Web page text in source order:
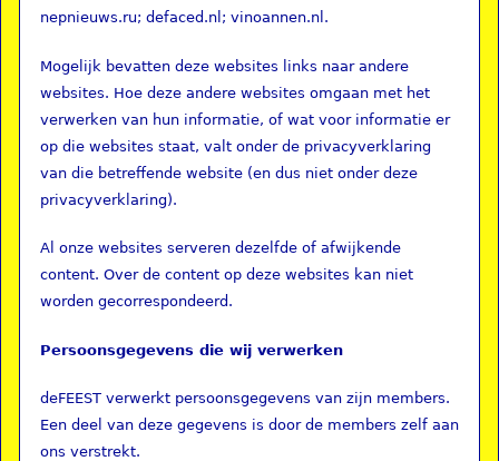
nepnieuws.ru; defaced.nl; vinoannen.nl.
Mogelijk bevatten deze websites links naar andere
websites. Hoe deze andere websites omgaan met het
verwerken van hun informatie, of wat voor informatie er
op die websites staat, valt onder de privacyverklaring
van die betreffende website (en dus niet onder deze
privacyverklaring).
Al onze websites serveren dezelfde of afwijkende
content. Over de content op deze websites kan niet
worden gecorrespondeerd.
Persoonsgegevens die wij verwerken
deFEEST verwerkt persoonsgegevens van zijn members.
Een deel van deze gegevens is door de members zelf aan
ons verstrekt.